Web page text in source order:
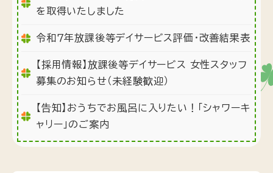
を取得いたしました
令和７年放課後等デイサービス評価・改善結果表
【採用情報】放課後等デイサービス 女性スタッフ
募集のお知らせ（未経験歓迎）
【告知】おうちでお風呂に入りたい！「シャワーキ
ャリー」のご案内